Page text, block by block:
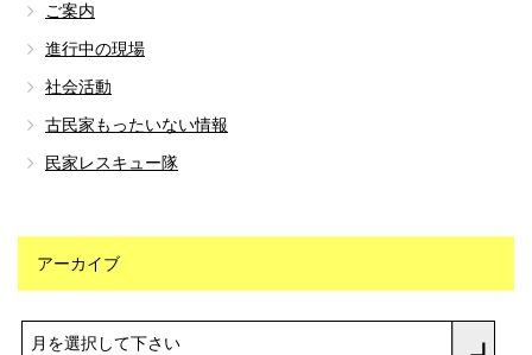
ご案内
進行中の現場
社会活動
古民家もったいない情報
民家レスキュー隊
アーカイブ
月を選択して下さい